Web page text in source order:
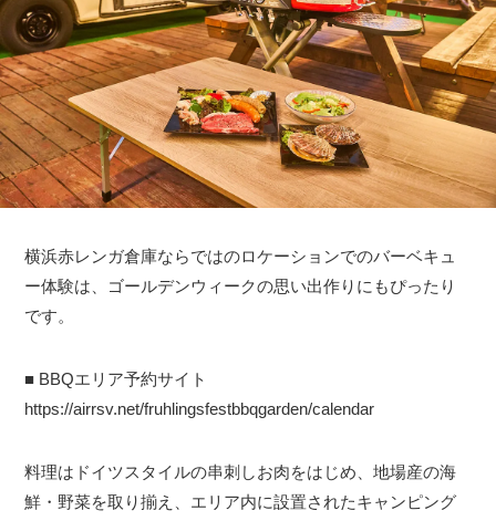
横浜赤レンガ倉庫ならではのロケーションでのバーベキュ
ー体験は、ゴールデンウィークの思い出作りにもぴったり
です。
■ BBQエリア予約サイト
https://airrsv.net/fruhlingsfestbbqgarden/calendar
料理はドイツスタイルの串刺しお肉をはじめ、地場産の海
鮮・野菜を取り揃え、エリア内に設置されたキャンピング